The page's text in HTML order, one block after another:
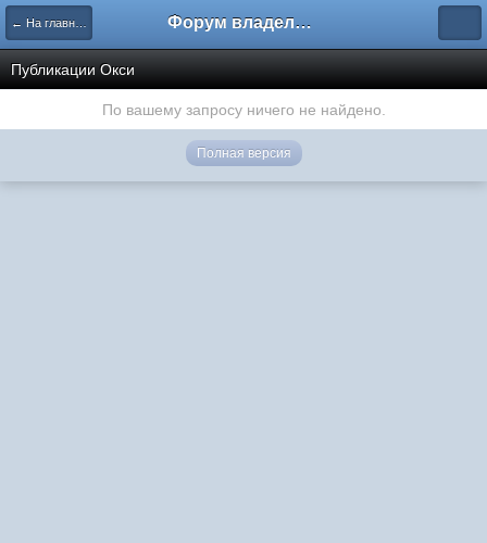
← На главную Форум владельцев интернет-магазинов
Публикации Окси
По вашему запросу ничего не найдено.
Полная версия